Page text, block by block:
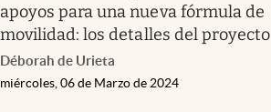
apoyos para una nueva fórmula de
movilidad: los detalles del proyecto
Déborah de Urieta
miércoles, 06 de Marzo de 2024